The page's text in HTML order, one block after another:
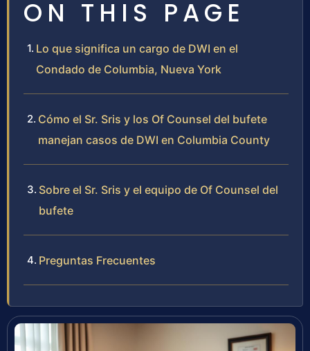
ON THIS PAGE
Lo que significa un cargo de DWI en el
Condado de Columbia, Nueva York
Cómo el Sr. Sris y los Of Counsel del bufete
manejan casos de DWI en Columbia County
Sobre el Sr. Sris y el equipo de Of Counsel del
bufete
Preguntas Frecuentes